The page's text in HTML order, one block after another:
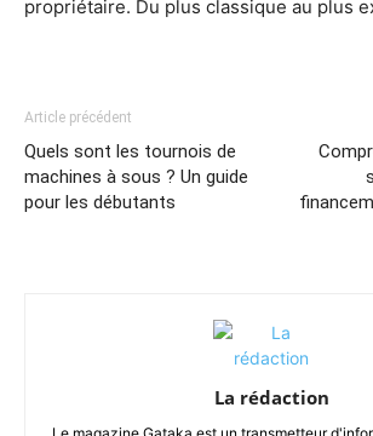
propriétaire. Du plus classique au plus
Article précédent
Quels sont les tournois de
machines à sous ? Un guide
pour les débutants
La rédaction